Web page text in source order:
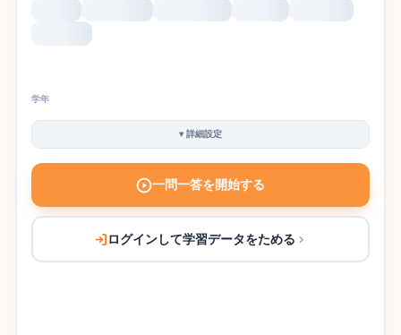
学年
▾詳細設定
一問一答を開始する
ログインして学習データをためる